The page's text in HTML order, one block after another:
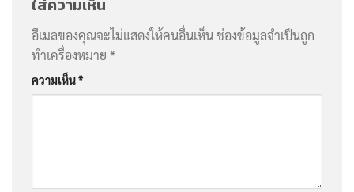
ใส่ความเห็น
อีเมลของคุณจะไม่แสดงให้คนอื่นเห็นช่องข้อมูลจำเป็นถูก
ทำเครื่องหมาย *
ความเห็น*